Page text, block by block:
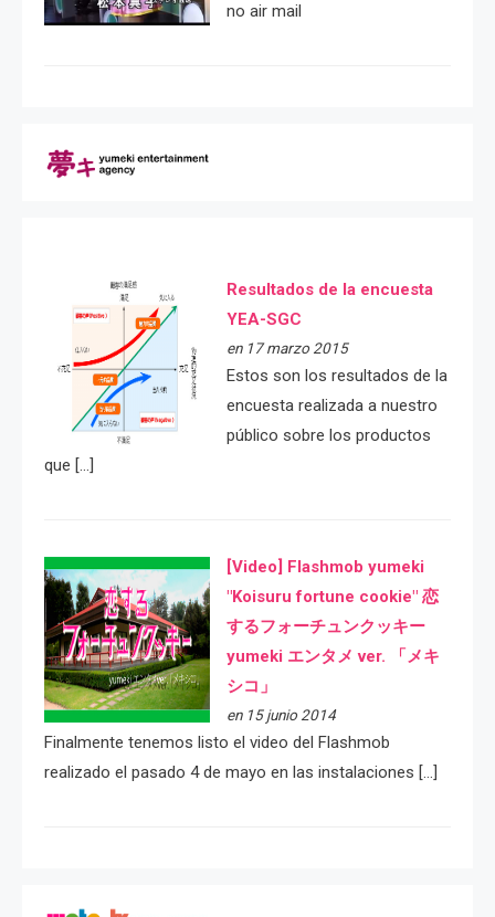
no air mail
Resultados de la encuesta
YEA-SGC
en 17 marzo 2015
Estos son los resultados de la
encuesta realizada a nuestro
público sobre los productos
que […]
[Video] Flashmob yumeki
"Koisuru fortune cookie" 恋
するフォーチュンクッキー
yumeki エンタメ ver. 「メキ
シコ」
en 15 junio 2014
Finalmente tenemos listo el video del Flashmob
realizado el pasado 4 de mayo en las instalaciones […]